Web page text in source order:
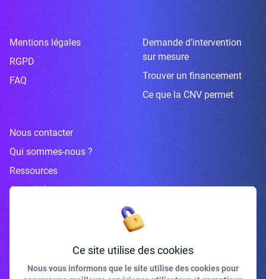
Mentions légales
RGPD
FAQ
Demande d’intervention
sur mesure
Trouver un financement
Ce que la CNV permet
Nous contacter
Qui sommes-nous ?
Ressources
Actualités
Inscrivez-vous à la newsletter
Ce site utilise des cookies
Nous vous informons que le site utilise des cookies pour